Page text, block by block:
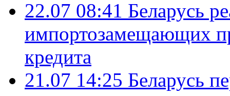
22.07 08:41 Беларусь
импортозамещающих
кредита
21.07 14:25 Беларусь